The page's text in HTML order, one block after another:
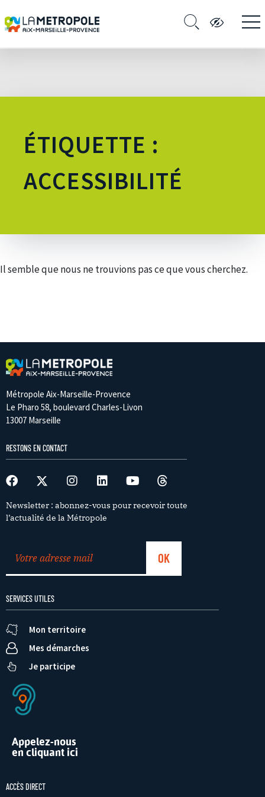
ÉTIQUETTE :
ACCESSIBILITÉ
Il semble que nous ne trouvions pas ce que vous cherchez.
Métropole Aix-Marseille-Provence
Le Pharo 58, boulevard Charles-Livon
13007 Marseille
RESTONS EN CONTACT
Newsletter : abonnez-vous pour recevoir toute
l’actualité de la Métropole
SERVICES UTILES
Mon territoire
Mes démarches
Je participe
Appelez-nous
en cliquant ici
ACCÈS DIRECT